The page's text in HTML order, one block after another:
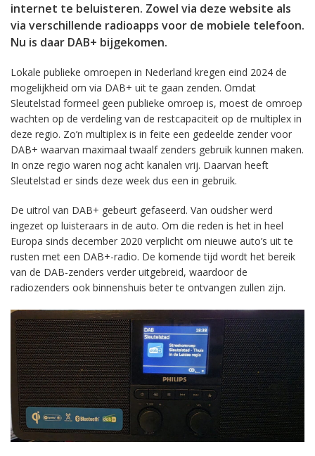
internet te beluisteren. Zowel via deze website als
via verschillende radioapps voor de mobiele telefoon.
Nu is daar DAB+ bijgekomen.
Lokale publieke omroepen in Nederland kregen eind 2024 de
mogelijkheid om via DAB+ uit te gaan zenden. Omdat
Sleutelstad formeel geen publieke omroep is, moest de omroep
wachten op de verdeling van de restcapaciteit op de multiplex in
deze regio. Zo’n multiplex is in feite een gedeelde zender voor
DAB+ waarvan maximaal twaalf zenders gebruik kunnen maken.
In onze regio waren nog acht kanalen vrij. Daarvan heeft
Sleutelstad er sinds deze week dus een in gebruik.
De uitrol van DAB+ gebeurt gefaseerd. Van oudsher werd
ingezet op luisteraars in de auto. Om die reden is het in heel
Europa sinds december 2020 verplicht om nieuwe auto’s uit te
rusten met een DAB+-radio. De komende tijd wordt het bereik
van de DAB-zenders verder uitgebreid, waardoor de
radiozenders ook binnenshuis beter te ontvangen zullen zijn.